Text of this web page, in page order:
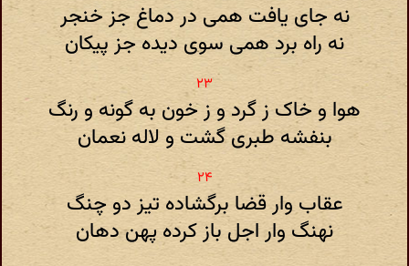
نه جای یافت همی در دماغ جز خنجر
نه راه برد همی سوی دیده جز پیکان
هوا و خاک ز گرد و ز خون به گونه و رنگ
بنفشه طبری گشت و لاله نعمان
عقاب وار قضا برگشاده تیز دو چنگ
نهنگ وار اجل باز کرده پهن دهان